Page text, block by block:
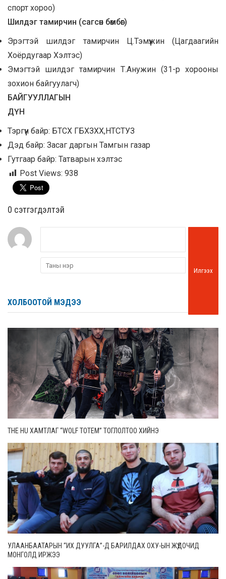
спорт хороо)
Шилдэг тамирчин (сагсөн бөмбөг)
Эрэгтэй шилдэг тамирчин Ц.Тэмүүжин (Цагдаагийн
Хоёрдугаар Хэлтэс)
Эмэгтэй шилдэг тамирчин Т.Анужин (31-р хорооны
зохион байгуулагч)
БАЙГУУЛЛАГЫН
ДҮН
Тэргүүн байр: БТСХ ГБХЗХХ,НТСТУЗ
Дэд байр: Засаг даргын Тамгын газар
Гутгаар байр: Татварын хэлтэс
Post Views: 938
0 cэтгэгдэлтэй
Илгээх
ХОЛБООТОЙ МЭДЭЭ
THE HU ХАМТЛАГ “WOLF TOTEM” ТОГЛОЛТОО ХИЙНЭ
УЛААНБААТАРЫН “ИХ ДУУЛГА”-Д БАРИЛДАХ ОХУ-ЫН ЖҮДОЧИД
МОНГОЛД ИРЖЭЭ